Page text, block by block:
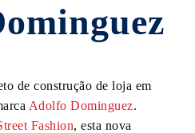
de construção de loja em
Adolfo Dominguez.
Fashion, esta nova